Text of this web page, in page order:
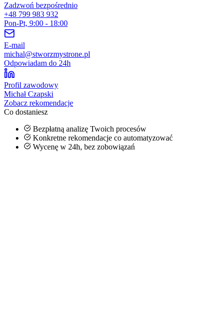
Zadzwoń bezpośrednio
+48 799 983 932
Pon-Pt, 9:00 - 18:00
E-mail
michal@stworzmystrone.pl
Odpowiadam do 24h
Profil zawodowy
Michał Czapski
Zobacz rekomendacje
Co dostaniesz
Bezpłatną analizę Twoich procesów
Konkretne rekomendacje co automatyzować
Wycenę w 24h, bez zobowiązań